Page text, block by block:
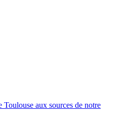
Toulouse aux sources de notre